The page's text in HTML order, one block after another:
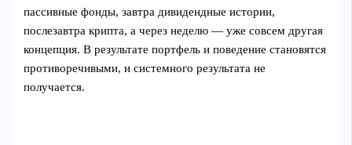
пассивные фонды, завтра дивидендные истории,
послезавтра крипта, а через неделю — уже совсем другая
концепция. В результате портфель и поведение становятся
противоречивыми, и системного результата не
получается.